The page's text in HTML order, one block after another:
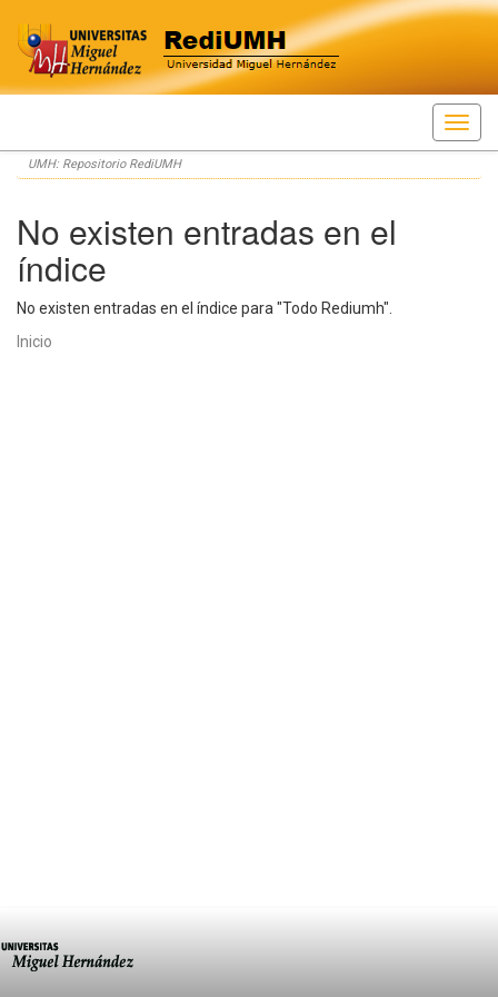
Skip
navigation
UMH: Repositorio RediUMH
No existen entradas en el
índice
No existen entradas en el índice para "Todo Rediumh".
Inicio